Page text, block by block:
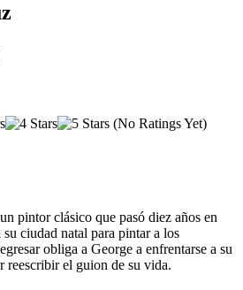
(No Ratings Yet)
pintor clásico que pasó diez años en
ciudad natal para pintar a los
obliga a George a enfrentarse a su
reescribir el guion de su vida.